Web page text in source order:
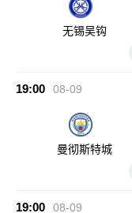
无锡吴钩
19:00 08-09
曼彻斯特城
19:00 08-09